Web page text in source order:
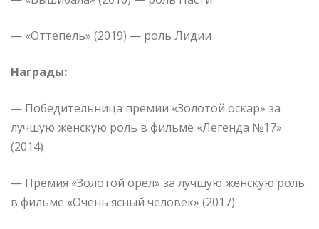
— «Оттепель» (2019) — роль Лидии
Награды:
— Победительница премии «Золотой оскар» за
лучшую женскую роль в фильме «Легенда №17»
(2014)
— Премия «Золотой орел» за лучшую женскую роль
в фильме «Очень ясный человек» (2017)